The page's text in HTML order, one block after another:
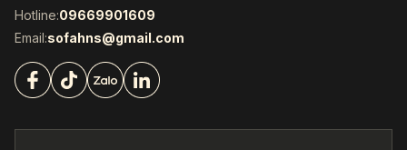
Hotline:09669901609
Email:sofahns@gmail.com